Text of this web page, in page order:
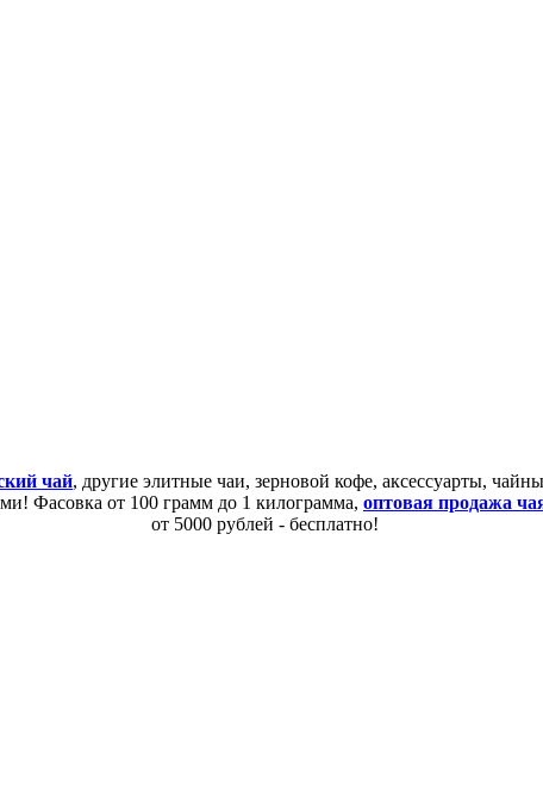
чай, другие элитные чаи, зерновой кофе, аксессуарты,
Фасовка от 100 грамм до 1 килограмма, оптовая продажа
от 5000 рублей - бесплатно!